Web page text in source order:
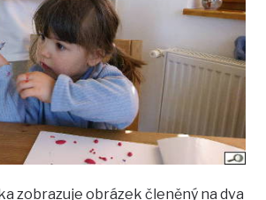
zobrazuje obrázek členěný na dva